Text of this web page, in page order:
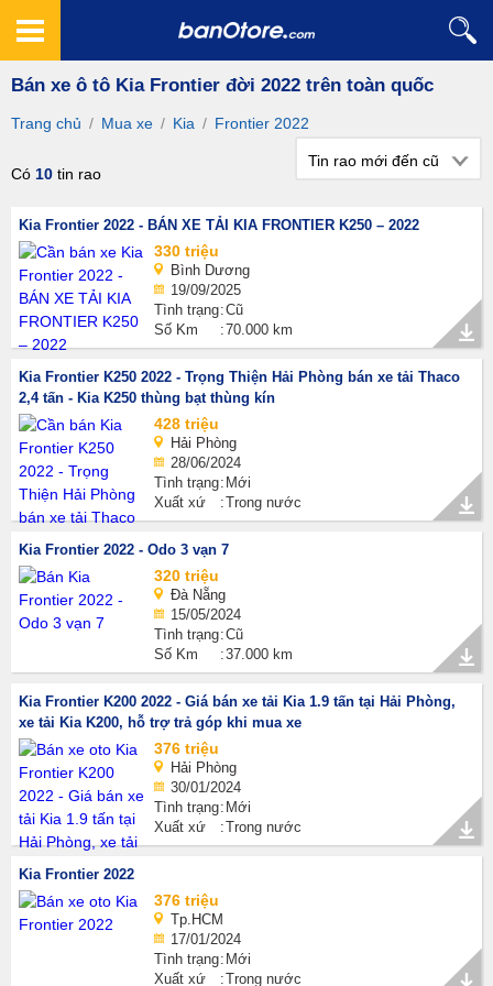
Bán xe ô tô Kia Frontier đời 2022 trên toàn quốc
Trang chủ / Mua xe / Kia / Frontier 2022
Có 10 tin rao
Tin rao mới đến cũ
Kia Frontier 2022 - BÁN XE TẢI KIA FRONTIER K250 – 2022
330 triệu
Bình Dương
19/09/2025
Tình trạng Cũ
Số Km
70.000 km
Kia Frontier K250 2022 - Trọng Thiện Hải Phòng bán xe tải Thaco
2,4 tấn - Kia K250 thùng bạt thùng kín
428 triệu
Hải Phòng
28/06/2024
Tình trạng Mới
Xuất xứ
Trong nước
Kia Frontier 2022 - Odo 3 vạn 7
320 triệu
Đà Nẵng
15/05/2024
Tình trạng Cũ
Số Km
37.000 km
Kia Frontier K200 2022 - Giá bán xe tải Kia 1.9 tấn tại Hải Phòng,
xe tải Kia K200, hỗ trợ trả góp khi mua xe
376 triệu
Hải Phòng
30/01/2024
Tình trạng Mới
Xuất xứ
Trong nước
Kia Frontier 2022
376 triệu
Tp.HCM
17/01/2024
Tình trạng Mới
Xuất xứ
Trong nước